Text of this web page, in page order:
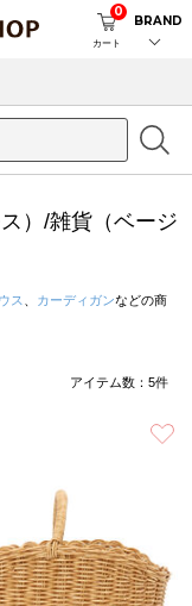
カート
0
BRAND
）/雑貨（ベージ
ス カーディガンなどの商
アイテム数： 5件